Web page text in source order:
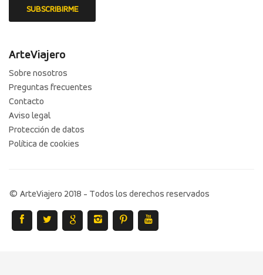
ArteViajero
Sobre nosotros
Preguntas frecuentes
Contacto
Aviso legal
Protección de datos
Política de cookies
© ArteViajero 2018 - Todos los derechos reservados